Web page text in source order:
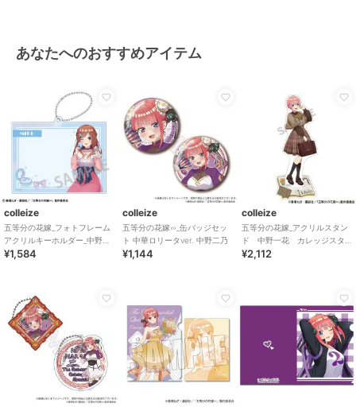
あなたへのおすすめアイテム
colleize
五等分の花嫁_フォトフレーム
アクリルキーホルダー_中野三
玖_メイクアップ
¥1,584
colleize
五等分の花嫁∽_缶バッジセッ
ト 中華ロリータver. 中野二乃
¥1,144
colleize
五等分の花嫁_アクリルスタン
ド 中野一花 カレッジスタ
イル
¥2,112